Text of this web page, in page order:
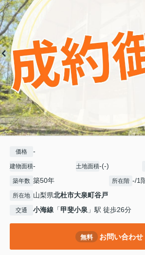
価格 -
建物面積- 土地面積-(-)
築年数 築50年 所在階 -/1
所在地 山梨県北杜市大泉町谷戸
交通 小海線 「甲斐小泉 」駅 徒歩26分
無料 お問い合わせ